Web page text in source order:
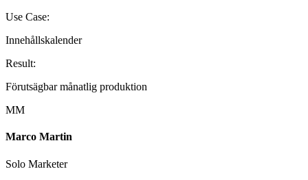
Use Case:
Innehållskalender
Result:
Förutsägbar månatlig produktion
MM
Marco Martin
Solo Marketer